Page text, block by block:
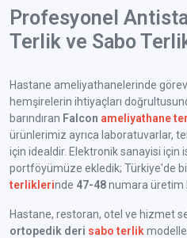
Profesyonel
Terlik ve Sabo
Hastane ameliyathanelerinde
hemşirelerin ihtiyaçları
barındıran Falcon ameliyathane
ürünlerimiz ayrıca laboratuvarlar,
için idealdir. Elektronik sanayisi için
portföyümüze ekledik; Türkiye'de
terliklerinde 47-48numara üretim
Hastane, restoran, otel ve hizmet
ortopedik deri sabo terlik